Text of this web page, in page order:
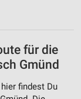
für die
Gmünd
findest Du